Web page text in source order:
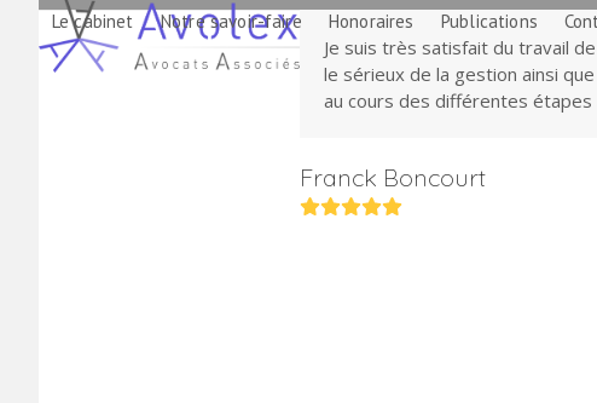
content
Le cabinet Notre savoir-faire Honoraires Publications
Je suis très satisfait du travail
le sérieux de la gestion ainsi
au cours des différentes étapes
Franck Boncourt
Rating: